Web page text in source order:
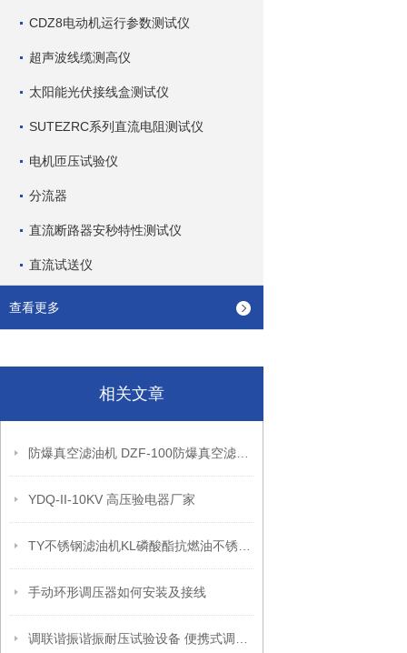
CDZ8电动机运行参数测试仪
超声波线缆测高仪
太阳能光伏接线盒测试仪
SUTEZRC系列直流电阻测试仪
电机匝压试验仪
分流器
直流断路器安秒特性测试仪
直流试送仪
查看更多
相关文章
YDQ-II-10KV 高压验电器厂家
手动环形调压器如何安装及接线